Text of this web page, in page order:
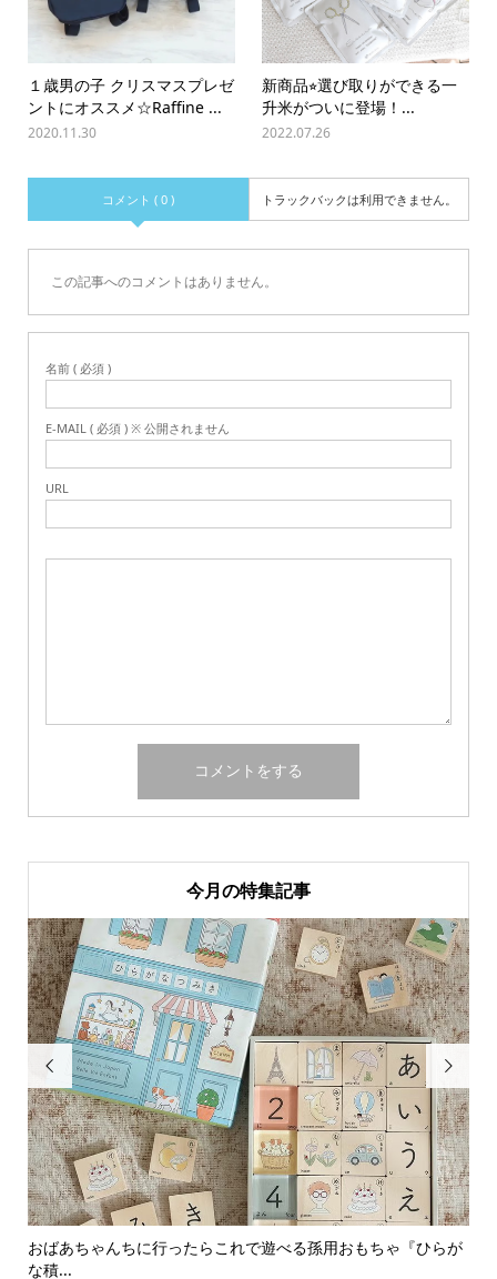
１歳男の子 クリスマスプレゼ
ントにオススメ☆Raffine ...
2020.11.30
新商品⭐︎選び取りができる一
升米がついに登場！...
2022.07.26
コメント ( 0 ) トラックバックは利用できません。
この記事へのコメントはありません。
名前 ( 必須 )
E-MAIL ( 必須 ) ※ 公開されません
URL
今月の特集記事

おばあちゃんちに行ったらこれで遊べる孫用おもちゃ『ひらが
な積...
